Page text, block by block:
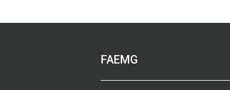
FAEMG